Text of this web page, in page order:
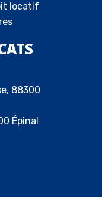
locatif
88300
Épinal